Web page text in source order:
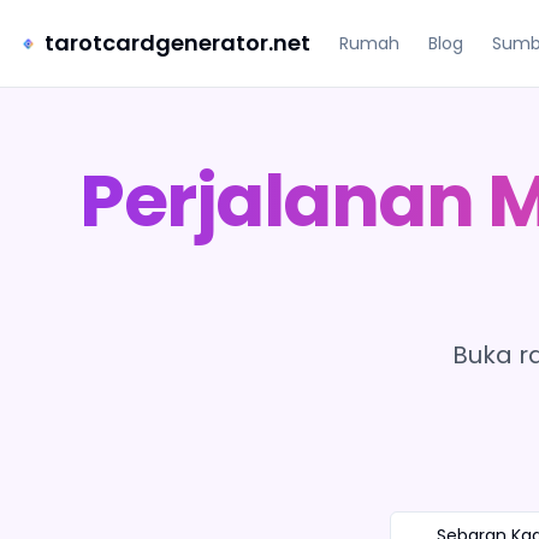
tarotcardgenerator.net Rumah Blog
Perjalanan
Buka